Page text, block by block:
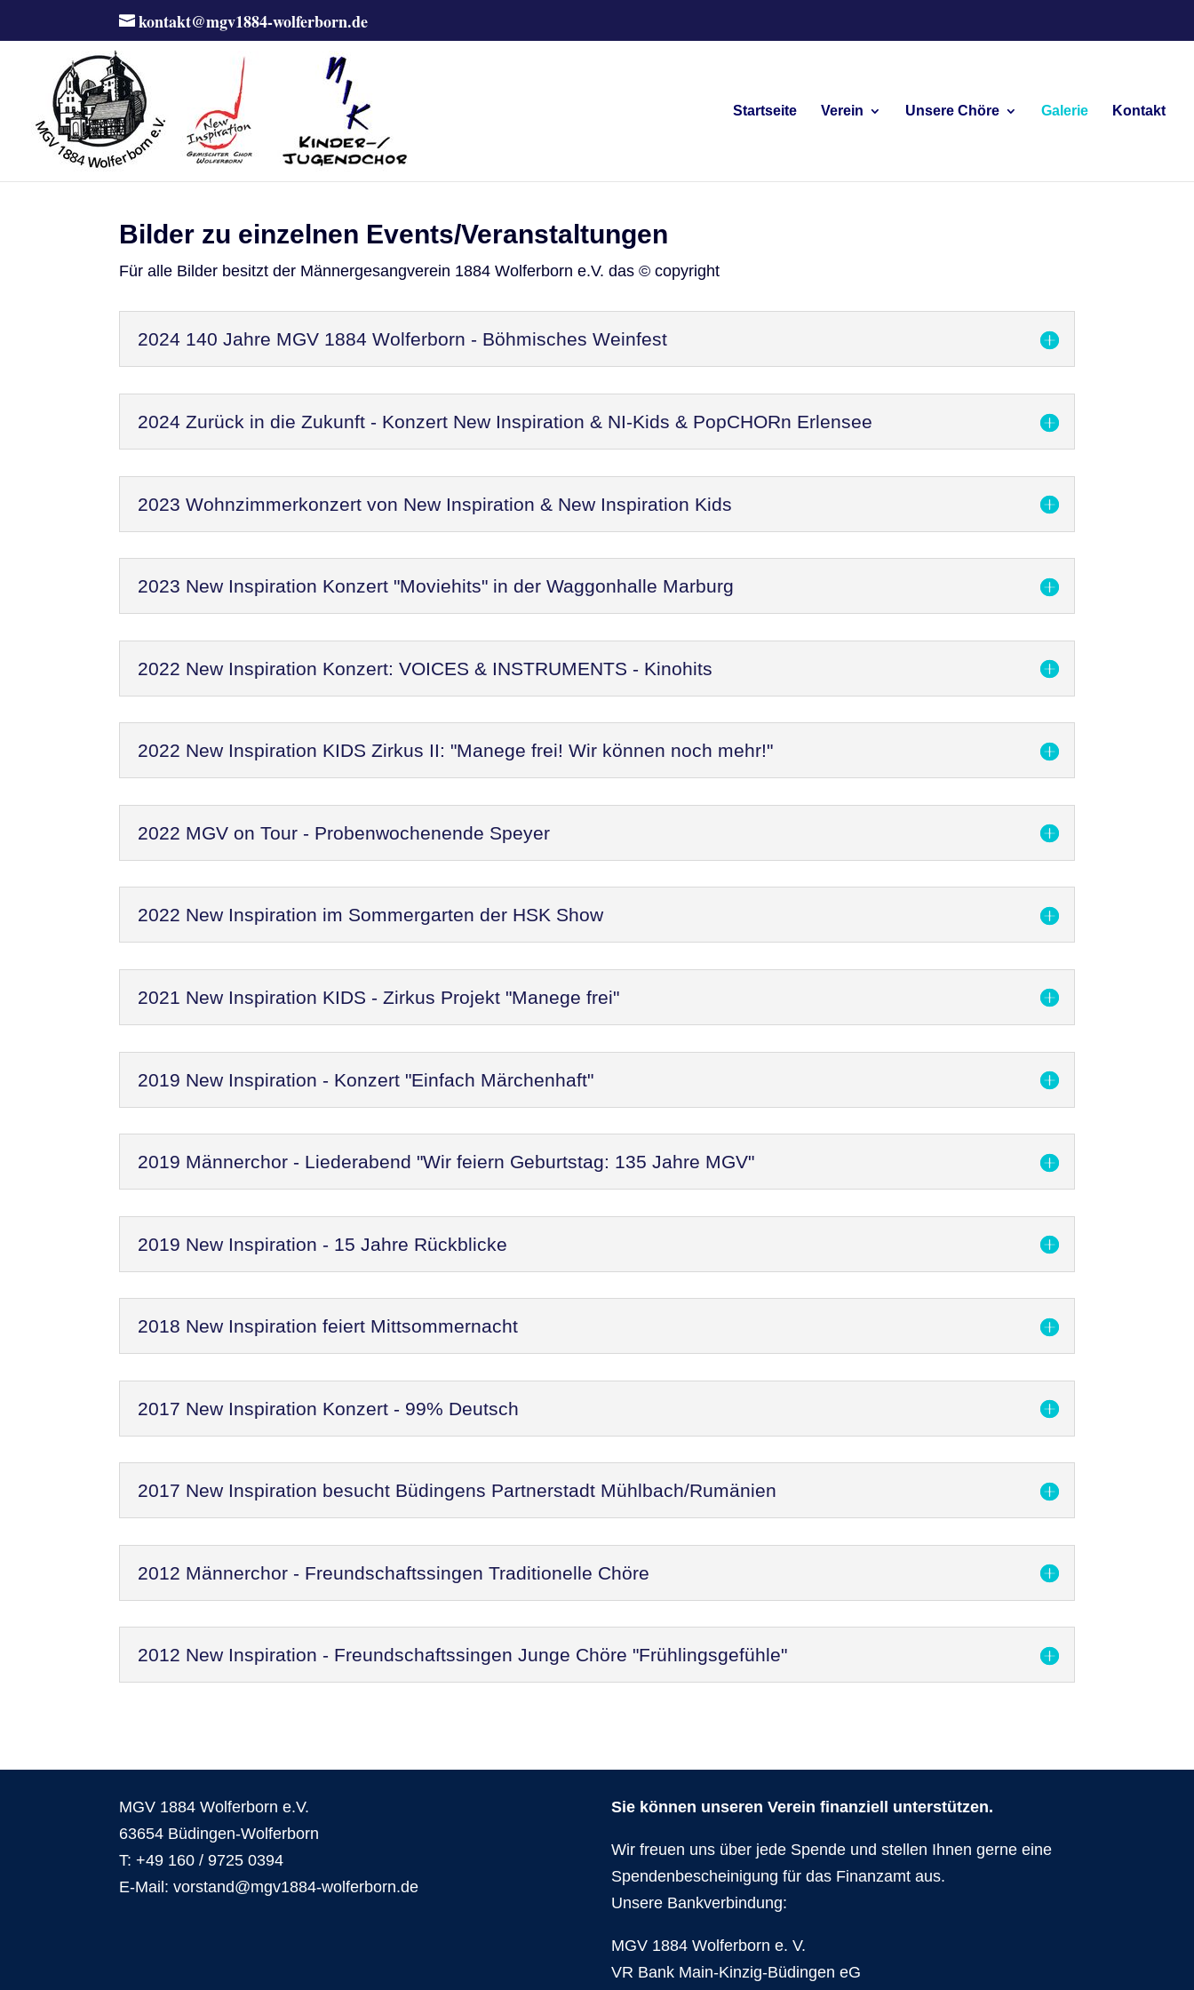
kontakt@mgv1884-wolferborn.de
Startseite Verein Unsere Chöre Galerie Kontakt
Bilder zu einzelnen Events/Veranstaltungen
Für alle Bilder besitzt der Männergesangverein 1884 Wolferborn e.V. das © copyright
2024 140 Jahre MGV 1884 Wolferborn - Böhmisches Weinfest
2024 Zurück in die Zukunft - Konzert New Inspiration & NI-Kids & PopCHORn Erlensee
2023 Wohnzimmerkonzert von New Inspiration & New Inspiration Kids
2023 New Inspiration Konzert "Moviehits" in der Waggonhalle Marburg
2022 New Inspiration Konzert: VOICES & INSTRUMENTS - Kinohits
2022 New Inspiration KIDS Zirkus II: "Manege frei! Wir können noch mehr!"
2022 MGV on Tour - Probenwochenende Speyer
2022 New Inspiration im Sommergarten der HSK Show
2021 New Inspiration KIDS - Zirkus Projekt "Manege frei"
2019 New Inspiration - Konzert "Einfach Märchenhaft"
2019 Männerchor - Liederabend "Wir feiern Geburtstag: 135 Jahre MGV"
2019 New Inspiration - 15 Jahre Rückblicke
2018 New Inspiration feiert Mittsommernacht
2017 New Inspiration Konzert - 99% Deutsch
2017 New Inspiration besucht Büdingens Partnerstadt Mühlbach/Rumänien
2012 Männerchor - Freundschaftssingen Traditionelle Chöre
2012 New Inspiration - Freundschaftssingen Junge Chöre "Frühlingsgefühle"
MGV 1884 Wolferborn e.V.
63654 Büdingen-Wolferborn
T: +49 160 / 9725 0394
E-Mail: vorstand@mgv1884-wolferborn.de
Sie können unseren Verein finanziell unterstützen.
Wir freuen uns über jede Spende und stellen Ihnen gerne eine
Spendenbescheinigung für das Finanzamt aus.
Unsere Bankverbindung:
MGV 1884 Wolferborn e. V.
VR Bank Main-Kinzig-Büdingen eG